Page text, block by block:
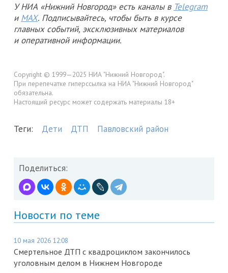
У НИА «Нижний Новгород» есть каналы в Telegram
и MAX. Подписывайтесь, чтобы быть в курсе
главных событий, эксклюзивных материалов
и оперативной информации.
Copyright © 1999—2025 НИА "Нижний Новгород".
При перепечатке гиперссылка на НИА "Нижний Новгород"
обязательна.
Настоящий ресурс может содержать материалы 18+
Теги: Дети ДТП Павловский район
Поделиться:
Новости по теме
10 мая 2026 12:08
Смертельное ДТП с квадроциклом закончилось
уголовным делом в Нижнем Новгороде